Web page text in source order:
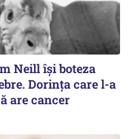
Neill își boteza
Dorința care l-a
are cancer